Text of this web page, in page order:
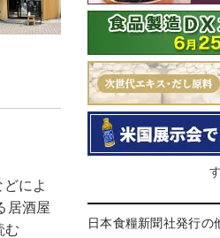
によ
居酒屋
む
日本食糧新聞社発行の